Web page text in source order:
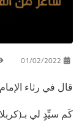
01/02/2022
قال في رثاء
كَم سيِّدٍ لي